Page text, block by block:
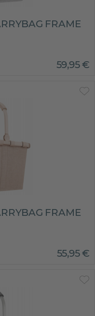
FRAME
59,95€
FRAME
55,95€